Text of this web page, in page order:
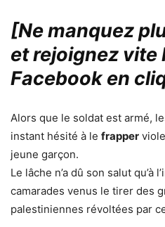
[Ne manquez
et rejoignez vite
Facebook en
Alors que le soldat est armé,
instant hésité à le frapper
jeune garçon.
Le lâche n’a dû son salut qu’à
camarades venus le tirer des
palestiniennes révoltées par